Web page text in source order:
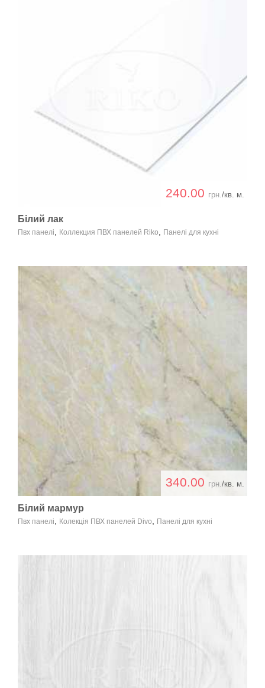
240.00 грн./кв. м.
Білий лак
Пвх панелі Коллекция ПВХ панелей Riko Панелі для кухні
340.00 грн./кв. м.
Білий мармур
Пвх панелі Колекція ПВХ панелей Divo Панелі для кухні